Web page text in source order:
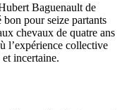
Baguenault de
pour seize partants
chevaux de quatre ans
l’expérience collective
incertaine.